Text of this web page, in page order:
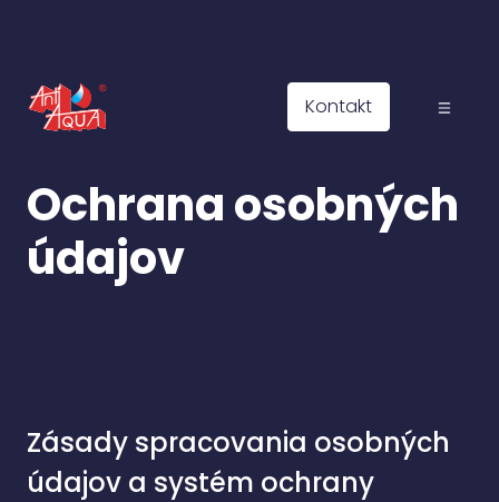
Kontakt
Ochrana osobných
údajov
Zásady spracovania osobných
údajov a systém ochrany